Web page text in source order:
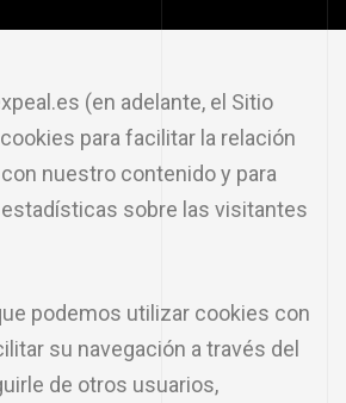
(en adelante, el Sitio
para facilitar la relación
nuestro contenido y para
sobre las visitantes
podemos utilizar cookies con
su navegación a través del
de otros usuarios,